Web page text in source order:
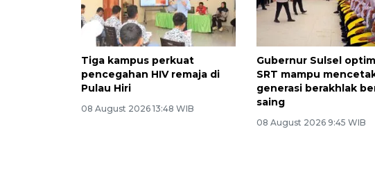
Tiga kampus perkuat
pencegahan HIV remaja di
Pulau Hiri
08 August 2026 13:48 WIB
Gubernur Sulsel
SRT mampu
generasi berakhlak
saing
08 August 2026 9:45 WIB